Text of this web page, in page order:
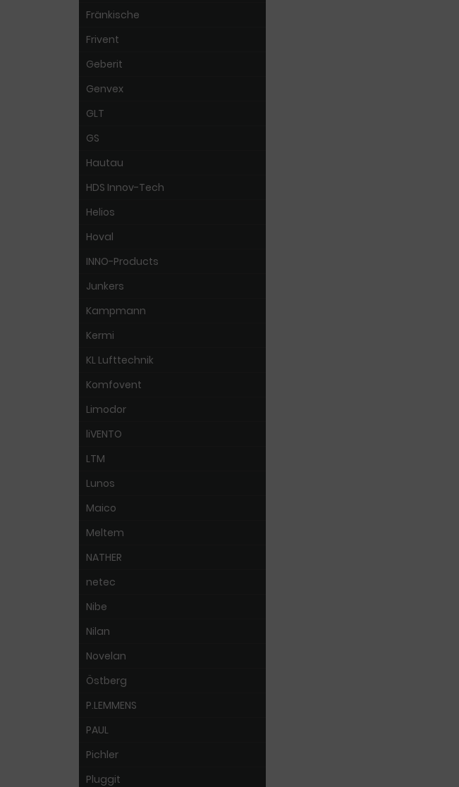
Fränkische
Frivent
Geberit
Genvex
GLT
GS
Hautau
HDS Innov-Tech
Helios
Hoval
INNO-Products
Junkers
Kampmann
Kermi
KL Lufttechnik
Komfovent
Limodor
liVENTO
LTM
Lunos
Maico
Meltem
NATHER
netec
Nibe
Nilan
Novelan
Östberg
P.LEMMENS
PAUL
Pichler
Pluggit